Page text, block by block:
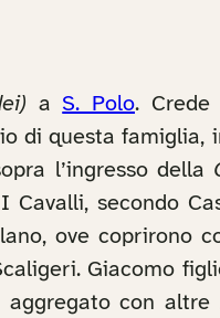
a S. Polo. Crede
di questa famiglia,
l’ingresso della
secondo
ove coprirono
Giacomo
con